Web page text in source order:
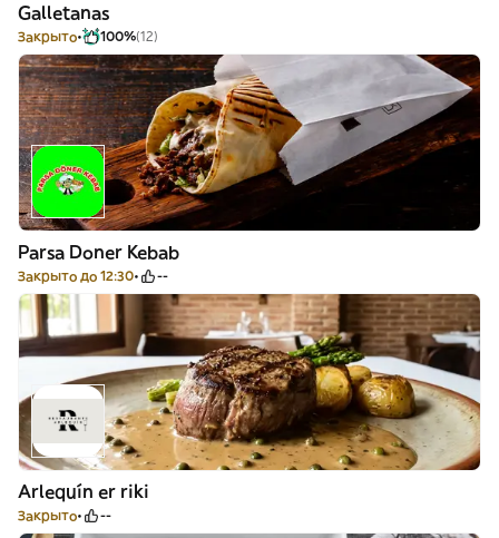
Galletanas
Закрыто 100%(12)
Parsa Doner Kebab
Закрыто до 12:30 --
Arlequín er riki
Закрыто --